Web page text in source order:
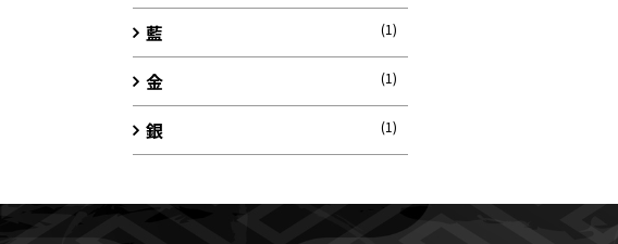
藍 (1)
金 (1)
銀 (1)